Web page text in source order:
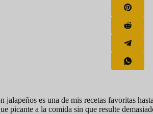
jalapeños es una de mis recetas favoritas
picante a la comida sin que resulte